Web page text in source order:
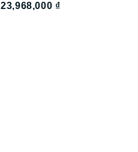
23,968,000 ₫